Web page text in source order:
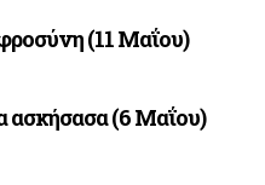
(11 Μαΐου)
ασκήσασα (6 Μαΐου)